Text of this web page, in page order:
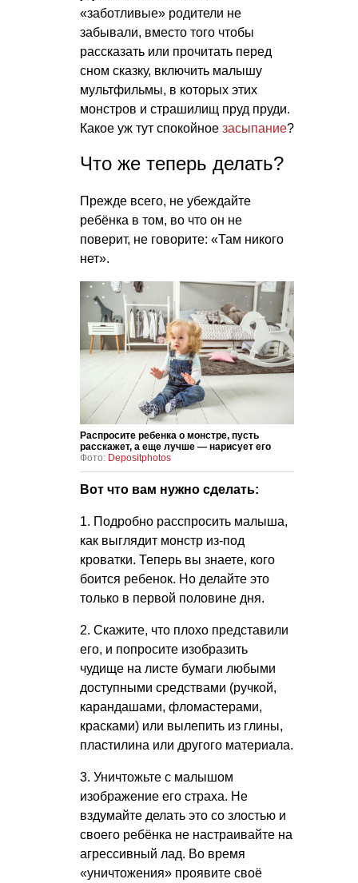
«заботливые» родители не
забывали, вместо того чтобы
рассказать или прочитать перед
сном сказку, включить малышу
мультфильмы, в которых этих
монстров и страшилищ пруд пруди.
Какое уж тут спокойное засыпание?
Что же теперь делать?
Прежде всего, не убеждайте
ребёнка в том, во что он не
поверит, не говорите: «Там никого
нет».
Распросите ребенка о монстре, пусть
расскажет, а еще лучше — нарисует его
Фото: Depositphotos
Вот что вам нужно сделать:
1. Подробно расспросить малыша,
как выглядит монстр из-под
кроватки. Теперь вы знаете, кого
боится ребенок. Но делайте это
только в первой половине дня.
2. Скажите, что плохо представили
его, и попросите изобразить
чудище на листе бумаги любыми
доступными средствами (ручкой,
карандашами, фломастерами,
красками) или вылепить из глины,
пластилина или другого материала.
3. Уничтожьте с малышом
изображение его страха. Не
вздумайте делать это со злостью и
своего ребёнка не настраивайте на
агрессивный лад. Во время
«уничтожения» проявите своё